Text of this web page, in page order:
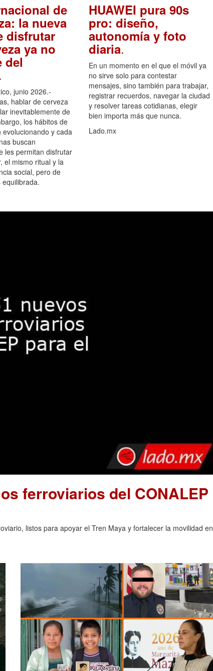
de
la nueva
disfrutar
ya no
del
.
junio 2026.-
hablar de cerveza
inevitablemente de
los hábitos de
y cada
buscan
les permitan disfrutar
el mismo ritual y la
social, pero de
HUAWEI pura 90s
pro: diseño,
autonomía y foto
diaria.
En un momento en el que el móvil ya
no sirve solo para contestar
mensajes, sino también para trabajar,
registrar recuerdos, navegar la ciudad
y resolver tareas cotidianas, elegir
bien importa más que nunca.
Lado.mx
ferroviarios del CONALEP
listos para apoyar el Tren Maya y fortalecer la movilidad en